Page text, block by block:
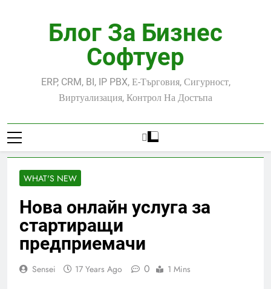
Блог За Бизнес
Софтуер
ERP, CRM, BI, IP PBX, Е-Търговия, Сигурност,
Виртуализация, Контрол На Достъпа
WHAT'S NEW
Нова онлайн услуга за
стартиращи
предприемачи
Sensei 17 Years Ago 0 1 Mins